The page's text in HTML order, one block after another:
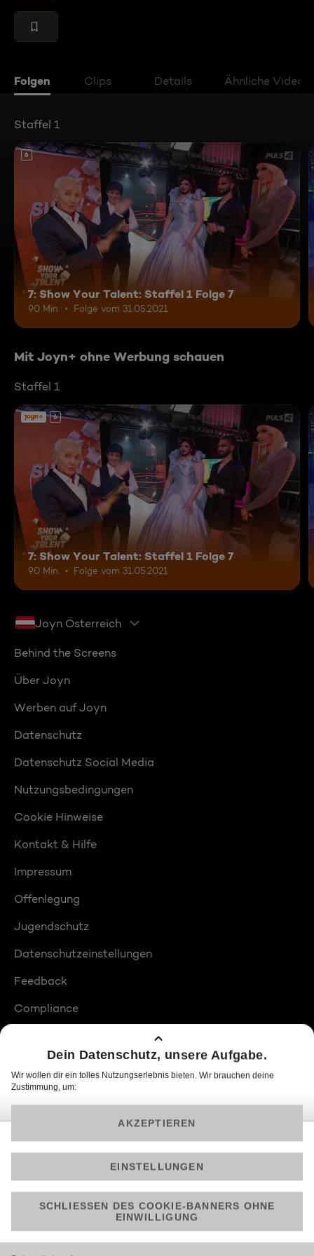
Folgen Clips Details Ähnliche Videos
Staffel 1
6
7: Show Your Talent: Staffel 1 Folge 7
90 Min. Folge vom 31.05.2021
Mit Joyn+ ohne Werbung schauen
Staffel 1
6
7: Show Your Talent: Staffel 1 Folge 7
90 Min. Folge vom 31.05.2021
Joyn Österreich
Behind the Screens
Über Joyn
Werben auf Joyn
Datenschutz
Datenschutz Social Media
Nutzungsbedingungen
Cookie Hinweise
Kontakt & Hilfe
Impressum
Offenlegung
Jugendschutz
Datenschutzeinstellungen
Feedback
Compliance
Produktplatzierungen
© 2026 ProSiebenSat.1 PULS 4 GmbH
Am besten läuft Joyn in der App!